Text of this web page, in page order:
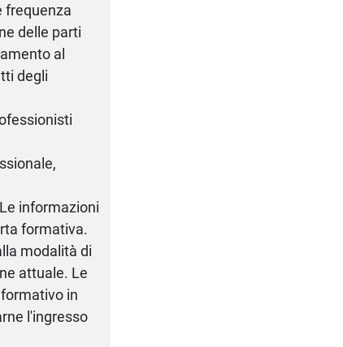
frequenza
delle parti
al
degli
informazioni
formativa.
modalità di
attuale. Le
in
l'ingresso